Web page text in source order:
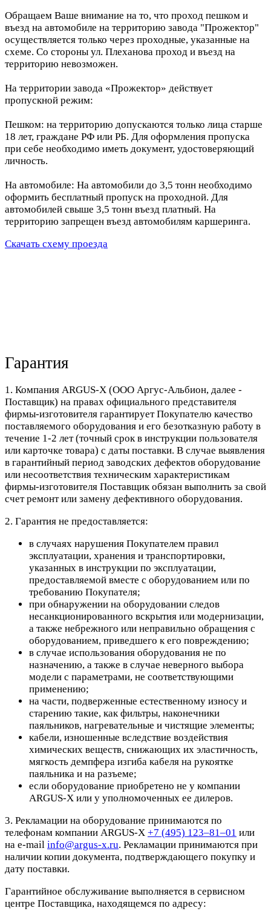
Обращаем Ваше внимание на то, что проход пешком и
въезд на автомобиле на территорию завода "Прожектор"
осуществляется только через проходные, указанные на
схеме. Со стороны ул. Плеханова проход и въезд на
территорию невозможен.
На территории завода «Прожектор» действует
пропускной режим:
Пешком: на территорию допускаются только лица старше
18 лет, граждане РФ или РБ. Для оформления пропуска
при себе необходимо иметь документ, удостоверяющий
личность.
На автомобиле: На автомобили до 3,5 тонн необходимо
оформить бесплатный пропуск на проходной. Для
автомобилей свыше 3,5 тонн въезд платный. На
территорию запрещен въезд автомобилям каршеринга.
Скачать схему проезда
Гарантия
1. Компания ARGUS-X (ООО Аргус-Альбион, далее -
Поставщик) на правах официального представителя
фирмы-изготовителя гарантирует Покупателю качество
поставляемого оборудования и его безотказную работу в
течение 1-2 лет (точный срок в инструкции пользователя
или карточке товара) с даты поставки. В случае выявления
в гарантийный период заводских дефектов оборудование
или несоответствия техническим характеристикам
фирмы-изготовителя Поставщик обязан выполнить за свой
счет ремонт или замену дефективного оборудования.
2. Гарантия не предоставляется:
в случаях нарушения Покупателем правил
эксплуатации, хранения и транспортировки,
указанных в инструкции по эксплуатации,
предоставляемой вместе с оборудованием или по
требованию Покупателя;
при обнаружении на оборудовании следов
несанкционированного вскрытия или модернизации,
а также небрежного или неправильно обращения с
оборудованием, приведшего к его повреждению;
в случае использования оборудования не по
назначению, а также в случае неверного выбора
модели с параметрами, не соответствующими
применению;
на части, подверженные естественному износу и
старению такие, как фильтры, наконечники
паяльников, нагревательные и чистящие элементы;
кабели, изношенные вследствие воздействия
химических веществ, снижающих их эластичность,
мягкость демпфера изгиба кабеля на рукоятке
паяльника и на разъеме;
если оборудование приобретено не у компании
ARGUS-X или у уполномоченных ее дилеров.
3. Рекламации на оборудование принимаются по
телефонам компании ARGUS-X +7 (495) 123–81–01 или
на e-mail info@argus-x.ru. Рекламации принимаются при
наличии копии документа, подтверждающего покупку и
дату поставки.
Гарантийное обслуживание выполняется в сервисном
центре Поставщика, находящемся по адресу: